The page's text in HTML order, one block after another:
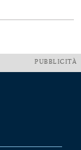
PUBBLICITÀ